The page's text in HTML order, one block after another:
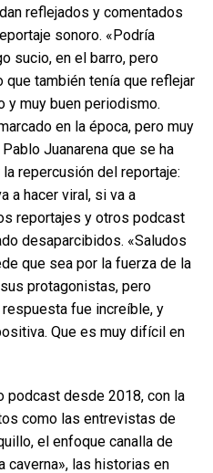
reflejados y comentados
sonoro. «Podría
sucio, en el barro, pero
también tenía que reflejar
y muy buen periodismo.
en la época, pero muy
Juanarena que se ha
repercusión del reportaje:
a hacer viral, si va a
reportajes y otros podcast
desaparcibidos. «Saludos
que sea por la fuerza de la
protagonistas, pero
fue increíble, y
Que es muy difícil en
podcast desde 2018, con la
como las entrevistas de
el enfoque canalla de
caverna», las historias en